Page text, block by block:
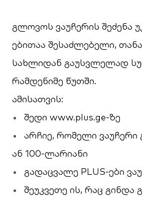
გლოვოს ვაუჩერის შეძენა
ებითაა შესაძლებელი,
სახლიდან გაუსვლელად
რამდენიმე წუთში.
ამისათვის:
შედი www.plus.ge-ზე
არჩიე, რომელი ვაუჩერი
ან 100-ლარიანი
გადაცვალე PLUS-ები
შეუკვეთე ის, რაც